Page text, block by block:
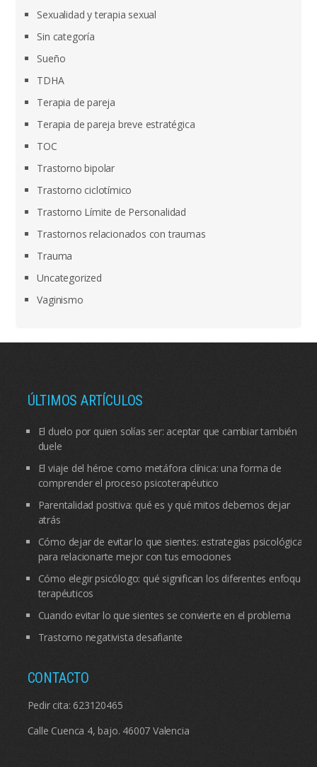
Sexualidad y terapia sexual
Sin categoría
Sueño
TDHA
Terapia de pareja
Terapia de pareja breve estratégica
TOC
Trastorno bipolar
Trastorno ciclotímico
Trastorno Límite de Personalidad
Trastornos relacionados con traumas
Trauma
Uncategorized
Vaginismo
ÚLTIMOS ARTÍCULOS
El duelo por quien solías ser: aceptar que cambiar también
duele
El viaje del héroe como metáfora clínica: una forma de
comprender el proceso psicoterapéutico
Parentalidad positiva: qué es y qué mitos debemos dejar
atrás
Cómo dejar de evitar lo que sientes: estrategias psicológicas
para relacionarte mejor con tus emociones
Cómo elegir psicólogo: qué significan los diferentes enfoques
terapéuticos
Cuando evitar lo que sientes se convierte en el problema
Trastorno negativista desafiante
CONTACTO
Pedir cita: 623120465
Calle Cuenca 4, bajo. 46007 Valencia